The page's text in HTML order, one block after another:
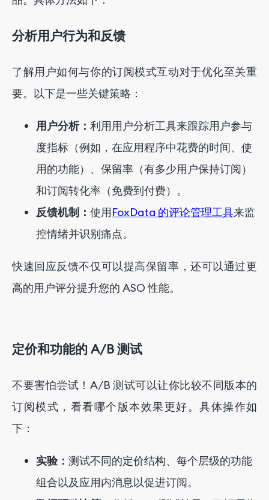
分析用户行为和反馈
了解用户如何与你的订阅模式互动对于优化至关重
要。以下是一些关键策略：
用户分析： 利用用户分析工具来跟踪用户参与
度指标（例如，在应用程序中花费的时间、使
用的功能）、保留率（有多少用户保持订阅）
和订阅转化率（免费到付费）。
反馈机制： 使用FoxData 的评论管理工具来监
控情绪并识别痛点。
快速回应反馈不仅可以提高保留率，还可以通过更
高的用户评分提升您的 ASO 性能。
定价和功能的 A/B 测试
不要害怕尝试！A/B 测试可以让你比较不同版本的
订阅模式，看看哪个版本效果更好。具体操作如
下：
实验： 测试不同的定价结构、每个层级的功能
组合以及应用内消息以促进订阅。